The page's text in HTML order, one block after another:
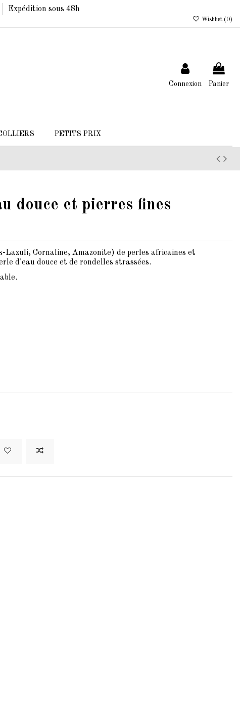
Expédition sous 48h
Wishlist (0)
Connexion Panier
PETITS PRIX
douce et pierres fines
Lazuli, Cornaline, Amazonite) de perles africaines et
d'eau douce et de rondelles strassées.